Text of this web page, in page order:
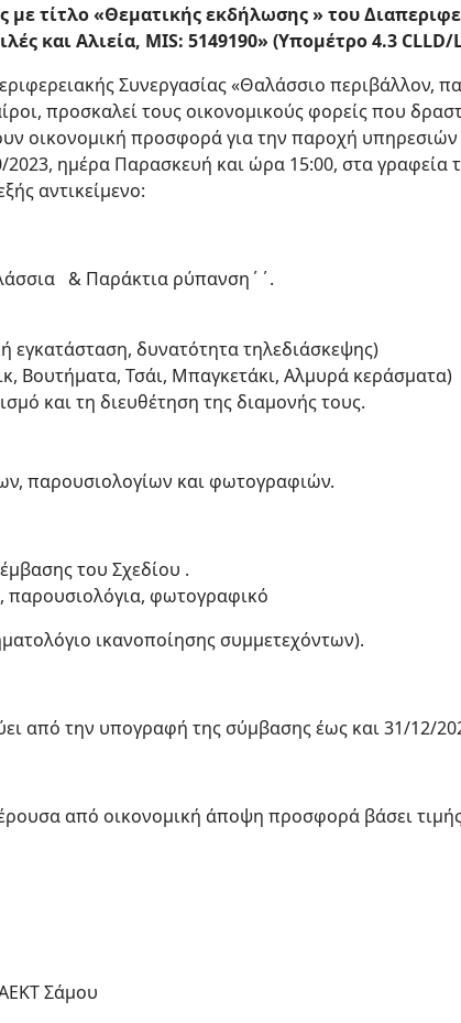
με τίτλο «Θεματικής εκδήλωσης » του
και Αλιεία, MIS: 5149190» (Υπομέτρο 4.3 CLLD/
Συνεργασίας «Θαλάσσιο περιβάλλον,
προσκαλεί τους οικονομικούς φορείς που
οικονομική προσφορά για την παροχή
ημέρα Παρασκευή και ώρα 15:00, στα γραφεία
αντικείμενο:
& Παράκτια ρύπανση΄΄.
δυνατότητα τηλεδιάσκεψης)
Βουτήματα, Τσάι, Μπαγκετάκι, Αλμυρά κεράσματα)
και τη διευθέτηση της διαμονής τους.
παρουσιολογίων και φωτογραφιών.
του Σχεδίου .
παρουσιολόγια, φωτογραφικό
ικανοποίησης συμμετεχόντων).
από την υπογραφή της σύμβασης έως και 31/12/
από οικονομική άποψη προσφορά βάσει
Σάμου